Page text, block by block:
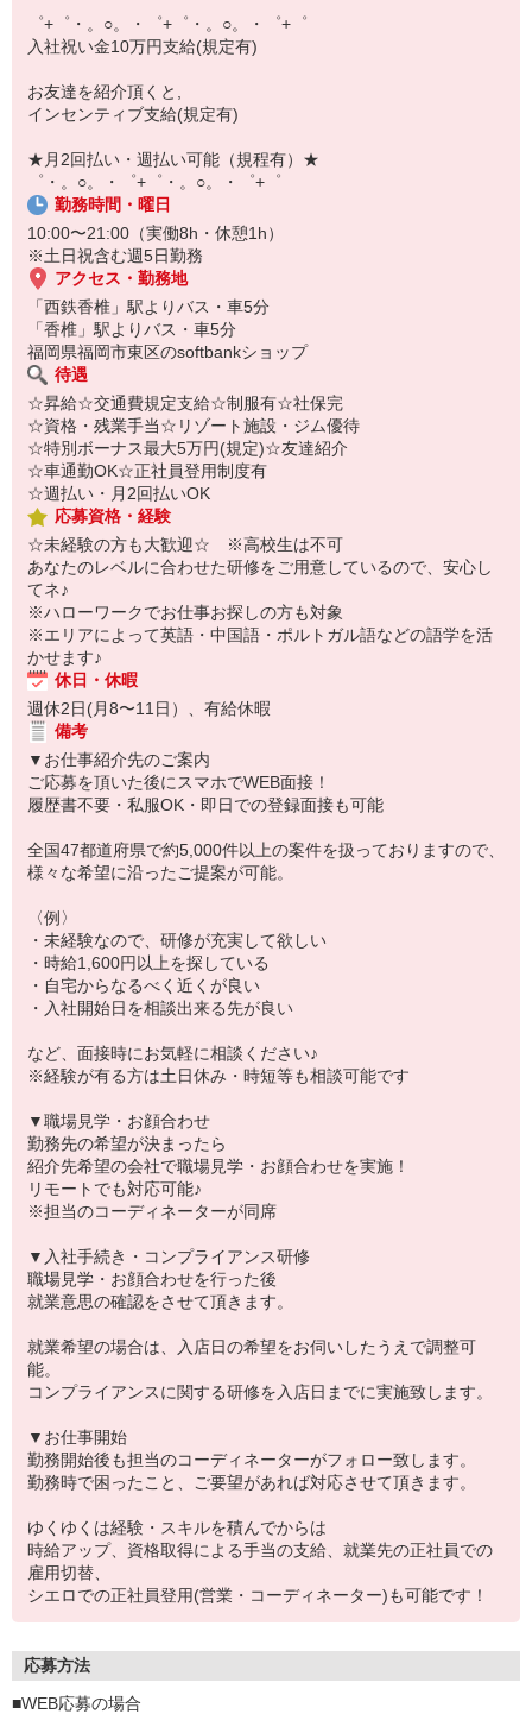
短期・期間限定・オープニング・官公庁案件
上場/優良/大手企業など
【スマホ面接実施中】
￣￣￣￣￣￣￣￣￣
自宅に居ながらスマホでカンタン面接OK！
オンライン面談なのでスピード対応。
即日登録もOK♪
気になった方はお気軽にご相談ください！
゜+゜・。○。・゜+゜・。○。・゜+゜
入社祝い金10万円支給(規定有)
お友達を紹介頂くと,
インセンティブ支給(規定有)
★月2回払い・週払い可能（規程有）★
゜・。○。・゜+゜・。○。・゜+゜
勤務時間・曜日
10:00〜21:00（実働8h・休憩1h）
※土日祝含む週5日勤務
アクセス・勤務地
「西鉄香椎」駅よりバス・車5分
「香椎」駅よりバス・車5分
福岡県福岡市東区のsoftbankショップ
待遇
☆昇給☆交通費規定支給☆制服有☆社保完
☆資格・残業手当☆リゾート施設・ジム優待
☆特別ボーナス最大5万円(規定)☆友達紹介
☆車通勤OK☆正社員登用制度有
☆週払い・月2回払いOK
応募資格・経験
☆未経験の方も大歓迎☆ ※高校生は不可
あなたのレベルに合わせた研修をご用意しているので、安心し
てネ♪
※ハローワークでお仕事お探しの方も対象
※エリアによって英語・中国語・ポルトガル語などの語学を活
かせます♪
休日・休暇
週休2日(月8〜11日）、有給休暇
備考
▼お仕事紹介先のご案内
ご応募を頂いた後にスマホでWEB面接！
履歴書不要・私服OK・即日での登録面接も可能
全国47都道府県で約5,000件以上の案件を扱っておりますので、
様々な希望に沿ったご提案が可能。
〈例〉
・未経験なので、研修が充実して欲しい
・時給1,600円以上を探している
・自宅からなるべく近くが良い
・入社開始日を相談出来る先が良い
など、面接時にお気軽に相談ください♪
※経験が有る方は土日休み・時短等も相談可能です
▼職場見学・お顔合わせ
勤務先の希望が決まったら
紹介先希望の会社で職場見学・お顔合わせを実施！
リモートでも対応可能♪
※担当のコーディネーターが同席
▼入社手続き・コンプライアンス研修
職場見学・お顔合わせを行った後
就業意思の確認をさせて頂きます。
就業希望の場合は、入店日の希望をお伺いしたうえで調整可
能。
コンプライアンスに関する研修を入店日までに実施致します。
▼お仕事開始
勤務開始後も担当のコーディネーターがフォロー致します。
勤務時で困ったこと、ご要望があれば対応させて頂きます。
ゆくゆくは経験・スキルを積んでからは
時給アップ、資格取得による手当の支給、就業先の正社員での
雇用切替、
シエロでの正社員登用(営業・コーディネーター)も可能です！
応募方法
■WEB応募の場合